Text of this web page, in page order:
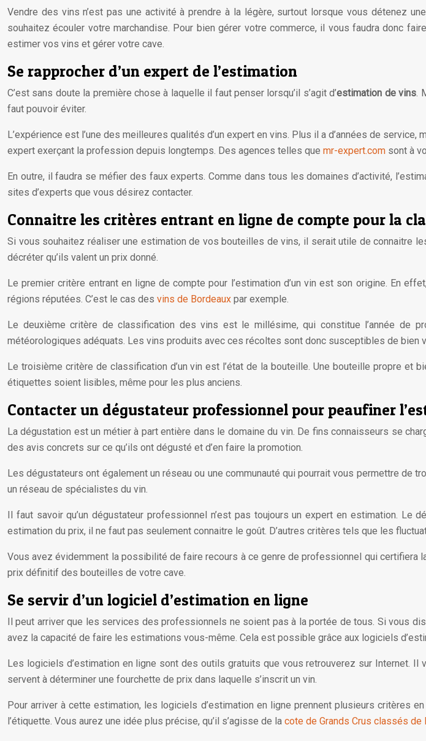
Vendre des vins n’est pas une activité à prendre à la légère, surtout lorsque vous détenez
souhaitez écouler votre marchandise. Pour bien gérer votre commerce, il vous faudra donc
estimer vos vins et gérer votre cave.
Se rapprocher d’un expert de l’estimation
C’est sans doute la première chose à laquelle il faut penser lorsqu’il s’agit d’estimation de vins.
faut pouvoir éviter.
L’expérience est l’une des meilleures qualités d’un expert en vins. Plus il a d’années de
expert exerçant la profession depuis longtemps. Des agences telles que mr-expert.com sont à
En outre, il faudra se méfier des faux experts. Comme dans tous les domaines d’activité,
sites d’experts que vous désirez contacter.
Connaitre les critères entrant en ligne de compte pour la
Si vous souhaitez réaliser une estimation de vos bouteilles de vins, il serait utile de connaitre
décréter qu’ils valent un prix donné.
Le premier critère entrant en ligne de compte pour l’estimation d’un vin est son origine. En
régions réputées. C’est le cas des vins de Bordeaux par exemple.
Le deuxième critère de classification des vins est le millésime, qui constitue l’année de
météorologiques adéquats. Les vins produits avec ces récoltes sont donc susceptibles de bien
Le troisième critère de classification d’un vin est l’état de la bouteille. Une bouteille propre et
étiquettes soient lisibles, même pour les plus anciens.
Contacter un dégustateur professionnel pour peaufiner
La dégustation est un métier à part entière dans le domaine du vin. De fins connaisseurs se
des avis concrets sur ce qu’ils ont dégusté et d’en faire la promotion.
Les dégustateurs ont également un réseau ou une communauté qui pourrait vous permettre de
un réseau de spécialistes du vin.
Il faut savoir qu’un dégustateur professionnel n’est pas toujours un expert en estimation. Le
estimation du prix, il ne faut pas seulement connaitre le goût. D’autres critères tels que les
Vous avez évidemment la possibilité de faire recours à ce genre de professionnel qui certifiera
prix définitif des bouteilles de votre cave.
Se servir d’un logiciel d’estimation en ligne
Il peut arriver que les services des professionnels ne soient pas à la portée de tous. Si vous
avez la capacité de faire les estimations vous-même. Cela est possible grâce aux logiciels
Les logiciels d’estimation en ligne sont des outils gratuits que vous retrouverez sur Internet.
servent à déterminer une fourchette de prix dans laquelle s’inscrit un vin.
Pour arriver à cette estimation, les logiciels d’estimation en ligne prennent plusieurs critères
l’étiquette. Vous aurez une idée plus précise, qu’il s’agisse de la cote de Grands Crus classés de